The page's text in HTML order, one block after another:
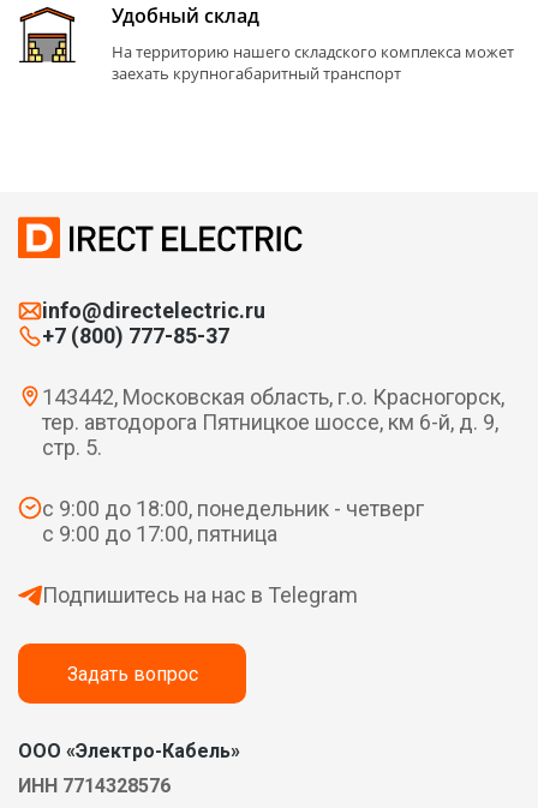
Удобный склад
На территорию нашего складского комплекса может
заехать крупногабаритный транспорт
info@directelectric.ru
+7 (800) 777-85-37
143442, Московская область, г.о. Красногорск,
тер. автодорога Пятницкое шоссе, км 6-й, д. 9,
стр. 5.
с 9:00 до 18:00, понедельник - четверг
с 9:00 до 17:00, пятница
Подпишитесь на нас в Telegram
Задать вопрос
ООО «Электро-Кабель»
ИНН 7714328576